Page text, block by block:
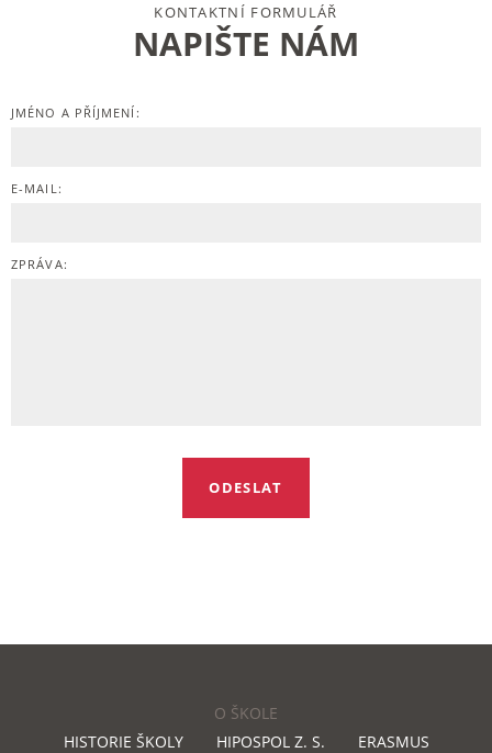
NAPIŠTE NÁM
KONTAKTNÍ FORMULÁŘ
JMÉNO A PŘÍJMENÍ:
E-MAIL:
ZPRÁVA:
O ŠKOLE
HISTORIE ŠKOLY
HIPOSPOL Z. S. ERASMUS